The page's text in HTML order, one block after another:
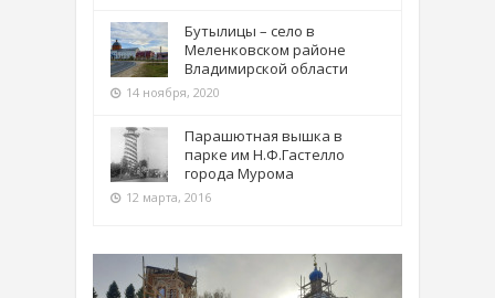
Бутылицы – село в
Меленковском районе
Владимирской области
14 ноября, 2020
Парашютная вышка в
парке им Н.Ф.Гастелло
города Мурома
12 марта, 2016